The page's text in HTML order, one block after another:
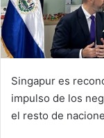
Singapur es
impulso de los
el resto de